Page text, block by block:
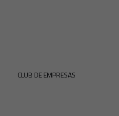
CLUB DE EMPRESAS